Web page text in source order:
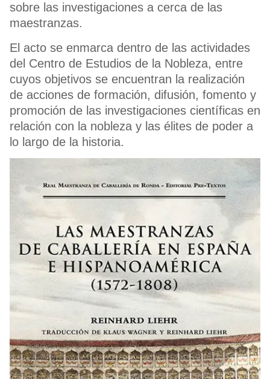
sobre las investigaciones a cerca de las
maestranzas.
El acto se enmarca dentro de las actividades
del Centro de Estudios de la Nobleza, entre
cuyos objetivos se encuentran la realización
de acciones de formación, difusión, fomento y
promoción de las investigaciones científicas en
relación con la nobleza y las élites de poder a
lo largo de la historia.